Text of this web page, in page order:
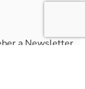
a Newsletter.